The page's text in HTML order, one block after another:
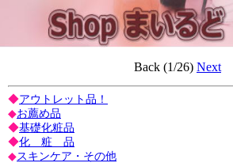
Back (1/26) Next
◆アウトレット品！
◆お薦め品
◆基礎化粧品
◆化 粧 品
◆スキンケア・その他